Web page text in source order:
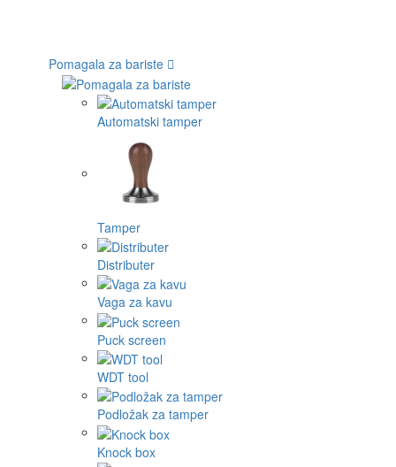
Pomagala za bariste
Automatski tamper
Tamper
Distributer
Vaga za kavu
Puck screen
WDT tool
Podložak za tamper
Knock box